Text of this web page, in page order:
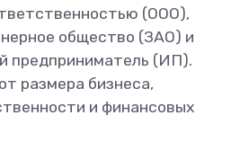
(ООО),
общество (ЗАО) и
предприниматель (ИП).
размера бизнеса,
и финансовых